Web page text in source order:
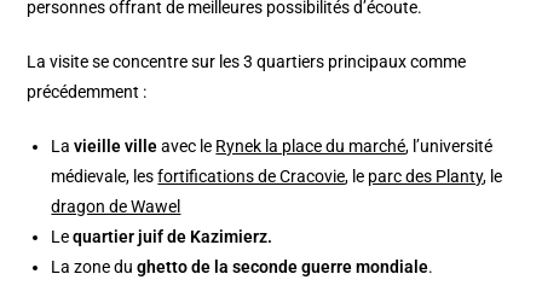
personnes offrant de meilleures possibilités d’écoute.
La visite se concentre sur les 3 quartiers principaux comme
précédemment :
Lavieille villeavec le Rynek la place du marché, l’université
médievale, lesfortifications de Cracovie, le parc des Planty, le
dragon de Wawel
Lequartier juif de Kazimierz.
La zone dughetto de la seconde guerre mondiale.